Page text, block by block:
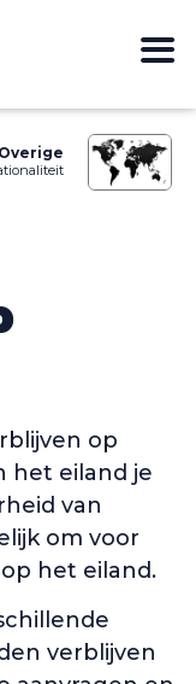
Overige
op
het eiland je
van
om voor
het eiland.
verblijven